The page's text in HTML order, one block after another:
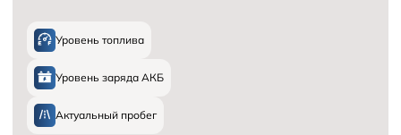
Уровень топлива
Уровень заряда АКБ
Актуальный пробег